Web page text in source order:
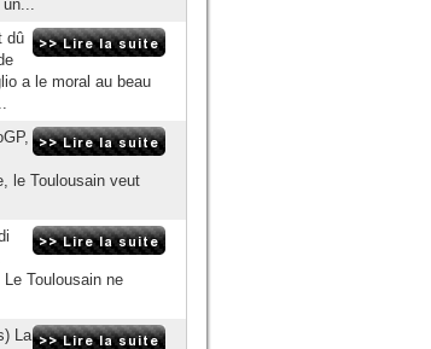
un...
dû
a le moral au beau
le Toulousain veut
Toulousain ne
La